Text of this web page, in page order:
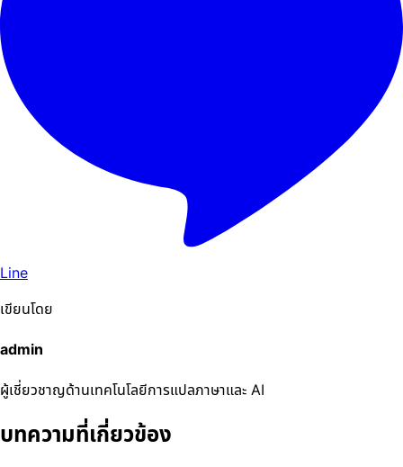
Line
เขียนโดย
admin
ผู้เชี่ยวชาญด้านเทคโนโลยีการแปลภาษาและ AI
บทความที่เกี่ยวข้อง